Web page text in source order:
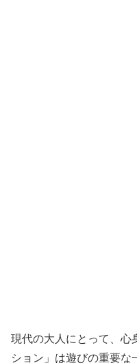
現代の大人にとって、心
ション」は遊びの重要な